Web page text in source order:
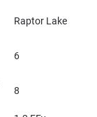
Raptor Lake
6
8